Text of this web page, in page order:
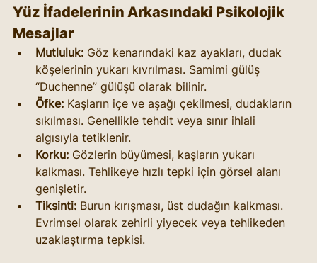
Yüz İfadelerinin Arkasındaki Psikolojik
Mesajlar
Mutluluk: Göz kenarındaki kaz ayakları, dudak
köşelerinin yukarı kıvrılması. Samimi gülüş
“Duchenne” gülüşü olarak bilinir.
Öfke: Kaşların içe ve aşağı çekilmesi, dudakların
sıkılması. Genellikle tehdit veya sınır ihlali
algısıyla tetiklenir.
Korku: Gözlerin büyümesi, kaşların yukarı
kalkması. Tehlikeye hızlı tepki için görsel alanı
genişletir.
Tiksinti: Burun kırışması, üst dudağın kalkması.
Evrimsel olarak zehirli yiyecek veya tehlikeden
uzaklaştırma tepkisi.